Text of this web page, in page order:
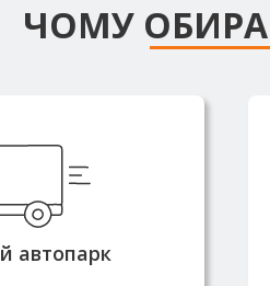
ЧОМУ
автопарк
машини
від 3 до 25
доставляти
швидко та без